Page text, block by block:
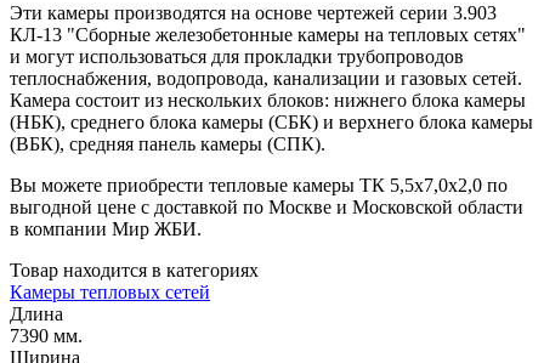
Эти камеры производятся на основе чертежей серии 3.903
КЛ-13 "Сборные железобетонные камеры на тепловых сетях"
и могут использоваться для прокладки трубопроводов
теплоснабжения, водопровода, канализации и газовых сетей.
Камера состоит из нескольких блоков: нижнего блока камеры
(НБК), среднего блока камеры (СБК) и верхнего блока камеры
(ВБК), средняя панель камеры (СПК).
Вы можете приобрести тепловые камеры ТК 5,5x7,0x2,0 по
выгодной цене с доставкой по Москве и Московской области
в компании Мир ЖБИ.
Товар находится в категориях
Камеры тепловых сетей
Длина
7390 мм.
Ширина